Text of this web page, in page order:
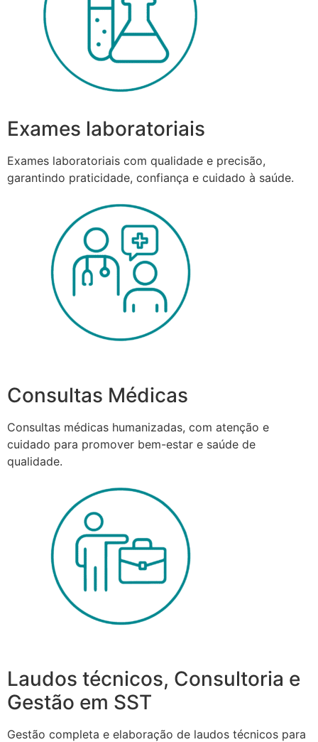
Exames laboratoriais
Exames laboratoriais com qualidade e precisão,
garantindo praticidade, confiança e cuidado à saúde.
Consultas Médicas
Consultas médicas humanizadas, com atenção e
cuidado para promover bem-estar e saúde de
qualidade.
Laudos técnicos, Consultoria e
Gestão em SST
Gestão completa e elaboração de laudos técnicos para